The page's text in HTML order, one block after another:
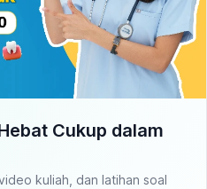
Cukup dalam
kuliah, dan latihan soal